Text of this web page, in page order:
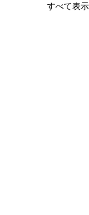
すべて表示